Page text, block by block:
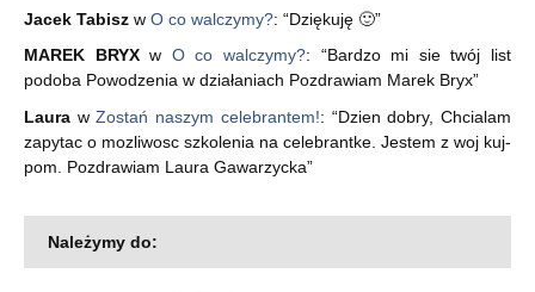
Jacek Tabisz w O co walczymy?: “Dziękuję 🙂”
MAREK BRYXw O co walczymy?: “Bardzo mi sie twój list
podoba Powodzenia w działaniach Pozdrawiam Marek Bryx”
Laura wZostań naszym celebrantem!: “Dzien dobry, Chcialam
zapytac o mozliwosc szkolenia na celebrantke. Jestem z woj kuj-
pom. Pozdrawiam Laura Gawarzycka”
Należymy do: